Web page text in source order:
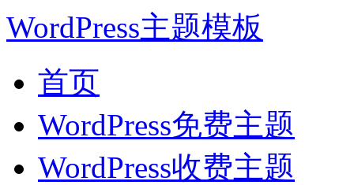
WordPress主题模板
首页
WordPress免费主题
WordPress收费主题